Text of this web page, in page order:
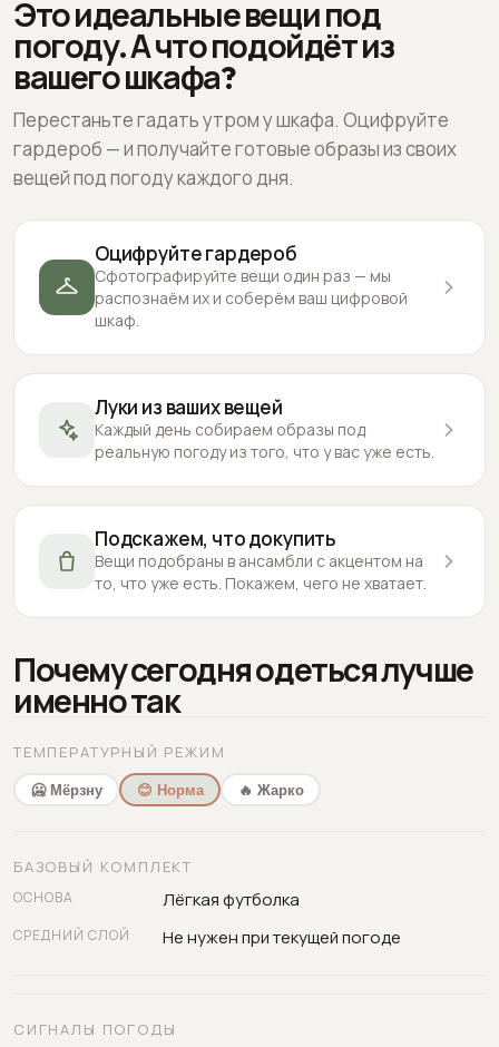
Это идеальные вещи под
погоду. А что подойдёт из
вашего шкафа?
Перестаньте гадать утром у шкафа. Оцифруйте
гардероб — и получайте готовые образы из своих
вещей под погоду каждого дня.
Оцифруйте гардероб
Сфотографируйте вещи один раз — мы
распознаём их и соберём ваш цифровой
шкаф.
Луки из ваших вещей
Каждый день собираем образы под
реальную погоду из того, что у вас уже есть.
Подскажем, что докупить
Вещи подобраны в ансамбли с акцентом на
то, что уже есть. Покажем, чего не хватает.
Почему сегодня одеться лучше
именно так
ТЕМПЕРАТУРНЫЙ РЕЖИМ
🥶 Мёрзну 😊 Норма 🔥 Жарко
БАЗОВЫЙ КОМПЛЕКТ
ОСНОВА Лёгкая футболка
СРЕДНИЙ СЛОЙ Не нужен при текущей погоде
СИГНАЛЫ ПОГОДЫ